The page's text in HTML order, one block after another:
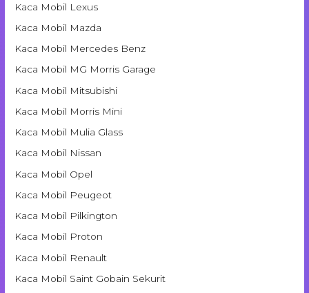
Kaca Mobil Lexus
Kaca Mobil Mazda
Kaca Mobil Mercedes Benz
Kaca Mobil MG Morris Garage
Kaca Mobil Mitsubishi
Kaca Mobil Morris Mini
Kaca Mobil Mulia Glass
Kaca Mobil Nissan
Kaca Mobil Opel
Kaca Mobil Peugeot
Kaca Mobil Pilkington
Kaca Mobil Proton
Kaca Mobil Renault
Kaca Mobil Saint Gobain Sekurit